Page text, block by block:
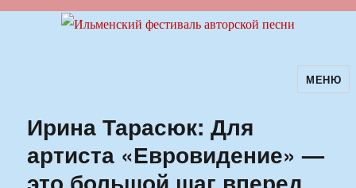
Ильменский фестиваль авторскойМЕНЮ
Ирина Тарасюк: Для
артиста «Евровидение» —